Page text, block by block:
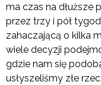
ma czas na dłuższe
przez trzy i pół
zahaczającą o kilka
wiele decyzji
gdzie nam się
usłyszeliśmy złe